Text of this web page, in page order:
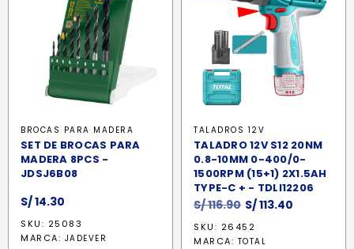
BROCAS PARA MADERA
SET DE BROCAS PARA
MADERA 8PCS -
JDSJ6B08
S/14.30
SKU: 25083
MARCA: JADEVER
TALADROS 12V
TALADRO 12V S12 20NM
0.8-10MM 0-400/0-
1500RPM (15+1) 2X1.5AH
TYPE-C + - TDLI12206
S/116.90 El
precio
original
S/113.40
SKU: 26452
MARCA: TOTAL